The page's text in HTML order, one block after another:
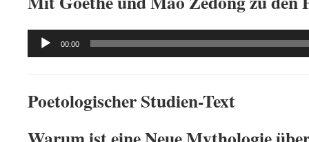
Audio
00:00
Poetologischer Studien-Text